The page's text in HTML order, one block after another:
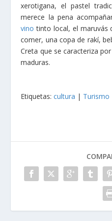
xerotigana, el pastel
merece la pena
vino tinto local, el maruvás
comer, una copa de rakí,
Creta que se caracteriza
maduras.
Etiquetas:cultura | Turismo